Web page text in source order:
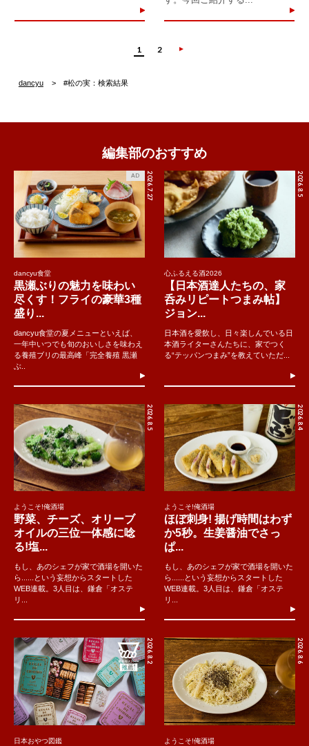
1 2
dancyu #松の実：検索結果
編集部のおすすめ
2026.7.27
AD
dancyu食堂
黒瀬ぶりの魅力を味わい
尽くす！フライの豪華3種
盛り...
dancyu食堂の夏メニューといえば、
一年中いつでも旬のおいしさを味わえ
る養殖ブリの最高峰「完全養殖 黒瀬
ぶ..
2026.8.5
心ふるえる酒2026
【日本酒達人たちの、家
呑みリピートつまみ帖】
ジョン...
日本酒を愛飲し、日々楽しんでいる日
本酒ライターさんたちに、家でつく
る“テッパンつまみ”を教えていただ...
2026.8.5
ようこそ!俺酒場
野菜、チーズ、オリーブ
オイルの三位一体感に唸
る!塩...
もし、あのシェフが家で酒場を開いた
ら......という妄想からスタートした
WEB連載。3人目は、鎌倉「オステ
リ...
2026.8.4
ようこそ!俺酒場
ほぼ刺身! 揚げ時間はわず
か5秒。生姜醤油でさっ
ぱ...
もし、あのシェフが家で酒場を開いた
ら......という妄想からスタートした
WEB連載。3人目は、鎌倉「オステ
リ...
2026.8.2
日本おやつ図鑑
2026.8.6
ようこそ!俺酒場